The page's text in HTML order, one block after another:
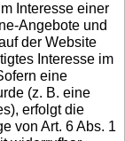
Interesse einer
Angebote und
der Website
Interesse im
eine
(z. B. eine
erfolgt die
von Art. 6 Abs. 1